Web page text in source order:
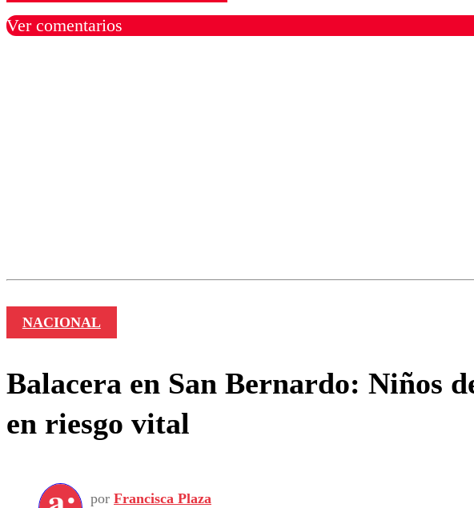
Ver comentarios
NACIONAL
Balacera en San Bernardo: Niños
en riesgo vital
por Francisca Plaza